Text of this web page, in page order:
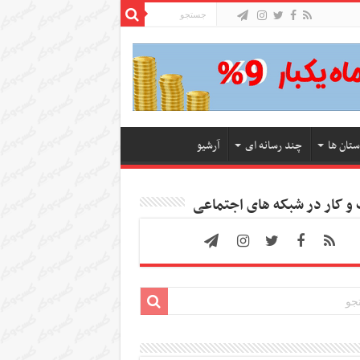
ها چند رسانه ای آرشیو
کار در شبکه های اجتماعی